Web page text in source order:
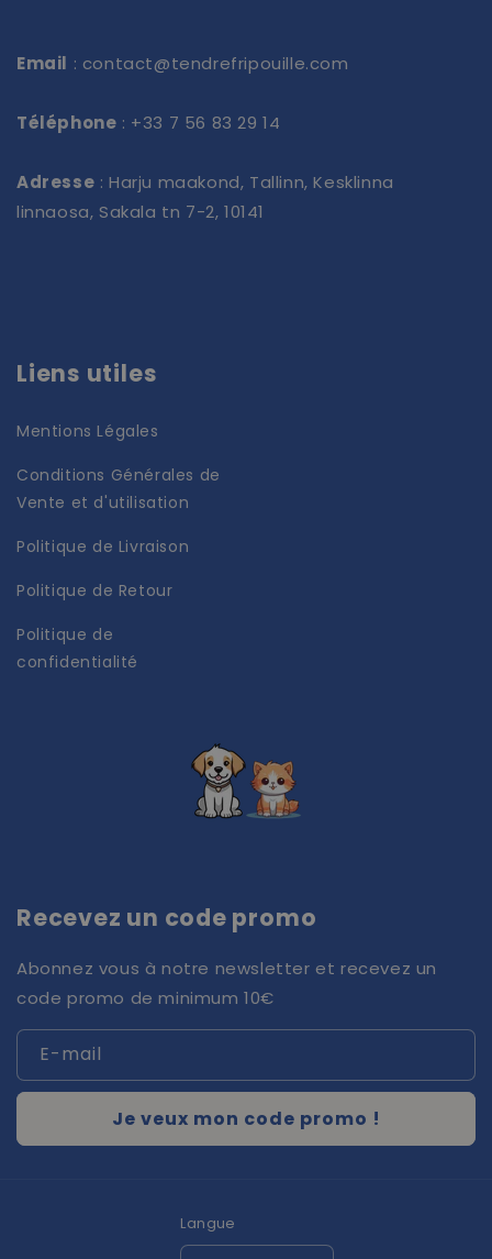
Email : contact@tendrefripouille.com
Téléphone : +33 7 56 83 29 14
Adresse : Harju maakond, Tallinn, Kesklinna
linnaosa, Sakala tn 7-2, 10141
Liens utiles
Mentions Légales
Conditions Générales de
Vente et d'utilisation
Politique de Livraison
Politique de Retour
Politique de
confidentialité
Recevez un code promo
Abonnez vous à notre newsletter et recevez un
code promo de minimum 10€
E-mail
Je veux mon code promo !
Langue